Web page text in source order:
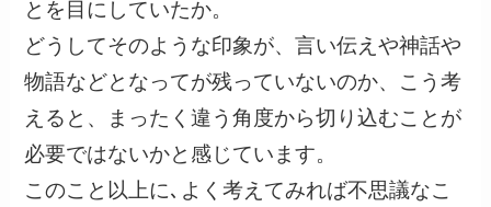
とを目にしていたか。
どうしてそのような印象が、言い伝えや神話や
物語などとなってが残っていないのか、こう考
えると、まったく違う角度から切り込むことが
必要ではないかと感じています。
このこと以上に､よく考えてみれば不思議なこ